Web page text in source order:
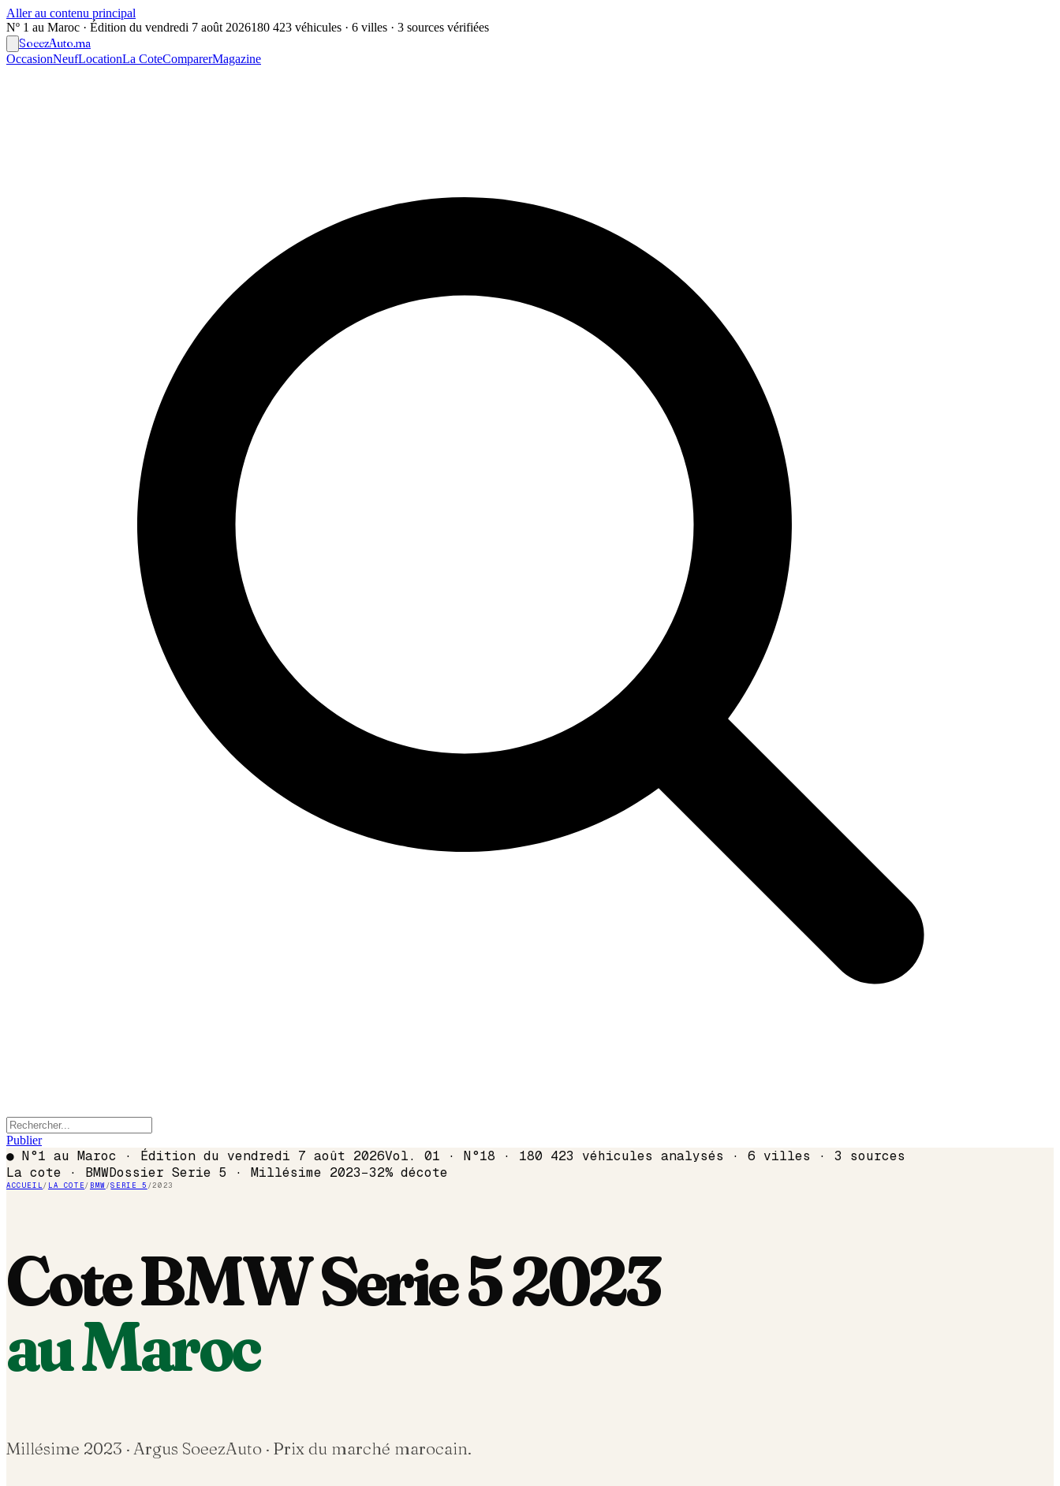
Aller au contenu principal
Nº 1 au Maroc · Édition du vendredi 7 août 2026180 423 véhicules · 6 villes · 3 sources vérifiées
SoeezAuto.ma
OccasionNeufLocationLa CoteComparerMagazine
Publier
● N°1 au Maroc · Édition du vendredi 7 août 2026Vol. 01 · N°18 · 180 423 véhicules analysés · 6 villes · 3 sources
La cote · BMWDossier Serie 5 · Millésime 2023−32% décote
ACCUEIL/ LA COTE/ BMW /SERIE 5 /2023
CoteBMWSerie 52023
au Maroc
Millésime 2023 · Argus SoeezAuto · Prix du marché marocain.